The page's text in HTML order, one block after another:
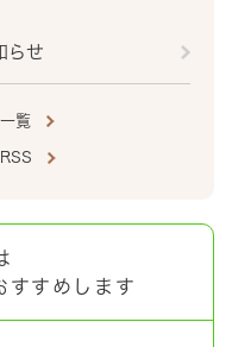
らせ
覧
すすめします